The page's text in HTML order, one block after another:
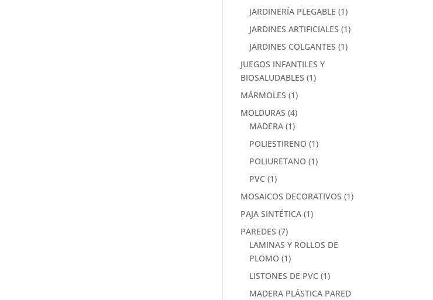
JARDINERÍA PLEGABLE (1)
JARDINES ARTIFICIALES (1)
JARDINES COLGANTES (1)
JUEGOS INFANTILES Y
BIOSALUDABLES (1)
MÁRMOLES (1)
MOLDURAS (4)
MADERA (1)
POLIESTIRENO (1)
POLIURETANO (1)
PVC (1)
MOSAICOS DECORATIVOS (1)
PAJA SINTÉTICA (1)
PAREDES (7)
LAMINAS Y ROLLOS DE
PLOMO (1)
LISTONES DE PVC (1)
MADERA PLÁSTICA PARED